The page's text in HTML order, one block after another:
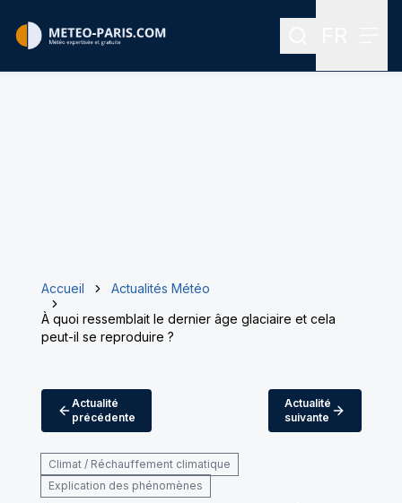
Rechercher
Accueil
Actualités Météo
À quoi ressemblait le dernier âge glaciaire et cela
peut-il se reproduire ?
Actualité
précédente
Actualité
suivante
Climat / Réchauffement climatique
Explication des phénomènes